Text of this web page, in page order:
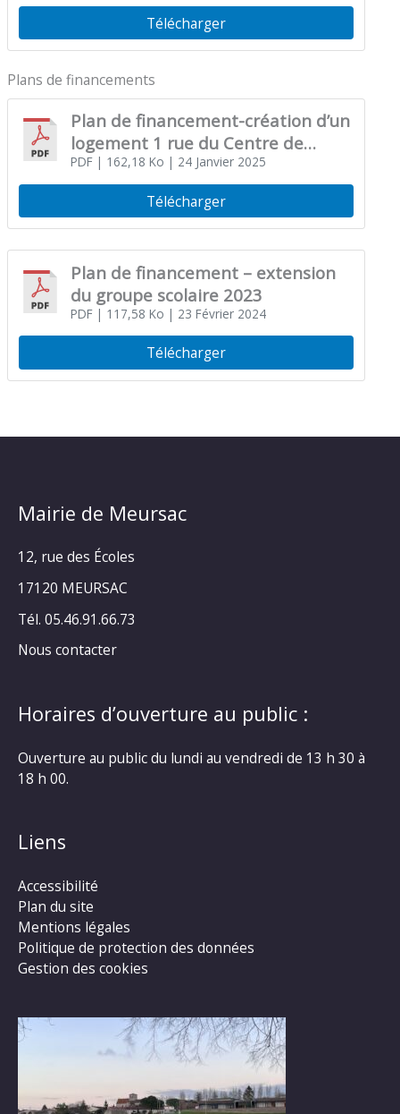
Télécharger
Plans de financements
Plan de financement-création d’un
logement 1 rue du Centre de
loisirs
PDF| 162,18 Ko | 24 Janvier 2025
Télécharger
Plan de financement – extension
du groupe scolaire 2023
PDF| 117,58 Ko | 23 Février 2024
Télécharger
Mairie de Meursac
12, rue des Écoles
17120 MEURSAC
Tél. 05.46.91.66.73
Nous contacter
Horaires d’ouverture au public :
Ouverture au public du lundi au vendredi de 13 h 30 à
18 h 00.
Liens
Accessibilité
Plan du site
Mentions légales
Politique de protection des données
Gestion des cookies